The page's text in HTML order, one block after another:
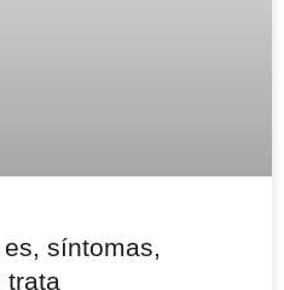
síntomas,
trata